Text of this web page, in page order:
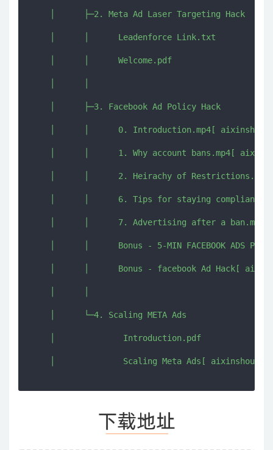
    │      ├─2. Meta Ad Laser Targeting Hack
    │      │      Leadenforce Link.txt
    │      │      Welcome.pdf
    │      ├─3. Facebook Ad Policy Hack
│      │      0. Introduction.mp4[
│      │      1. Why account bans.mp4[
│      │      2. Heirachy of
│      │      6. Tips for staying
│      │      7. Advertising after a
│      │      Bonus - 5-MIN FACEBOOK ADS
│      │      Bonus - facebook Ad Hack[
    │      └─4. Scaling META Ads
    │              Introduction.pdf